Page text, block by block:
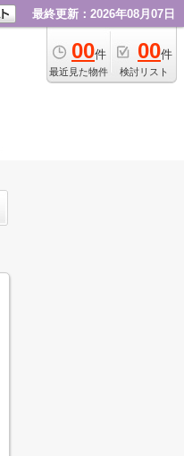
最終更新：2026年08月07日
00件
最近見た物件
00件
検討リスト